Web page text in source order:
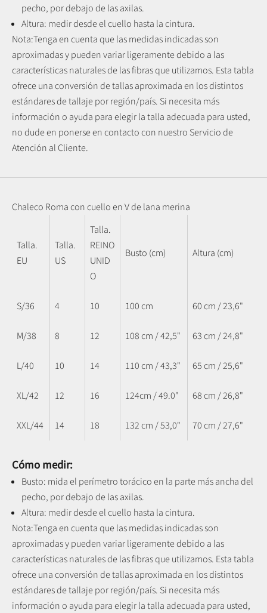
pecho, por debajo de las axilas.
Altura: medir desde el cuello hasta la cintura.
Nota:Tenga en cuenta que las medidas indicadas son
aproximadas y pueden variar ligeramente debido a las
características naturales de las fibras que utilizamos. Esta tabla
ofrece una conversión de tallas aproximada en los distintos
estándares de tallaje por región/país. Si necesita más
información o ayuda para elegir la talla adecuada para usted,
no dude en ponerse en contacto con nuestro Servicio de
Atención al Cliente.
Chaleco Roma con cuello en V de lana merina
Talla.
EU
Talla.
US
Talla.
REINO
UNID
O
Busto (cm) Altura (cm)
S/36 4 10 100 cm 60 cm / 23,6"
M/38 8 12 108 cm / 42,5" 63 cm / 24,8"
L/40 10 14 110 cm / 43,3" 65 cm / 25,6"
XL/42 12 16 124cm / 49.0" 68 cm / 26,8"
XXL/44 14 18 132 cm / 53,0" 70 cm / 27,6"
Cómo medir:
Busto: mida el perímetro torácico en la parte más ancha del
pecho, por debajo de las axilas.
Altura: medir desde el cuello hasta la cintura.
Nota:Tenga en cuenta que las medidas indicadas son
aproximadas y pueden variar ligeramente debido a las
características naturales de las fibras que utilizamos. Esta tabla
ofrece una conversión de tallas aproximada en los distintos
estándares de tallaje por región/país. Si necesita más
información o ayuda para elegir la talla adecuada para usted,